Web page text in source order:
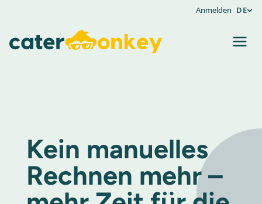
Anmelden DE
Kein manuelles
Rechnen mehr –